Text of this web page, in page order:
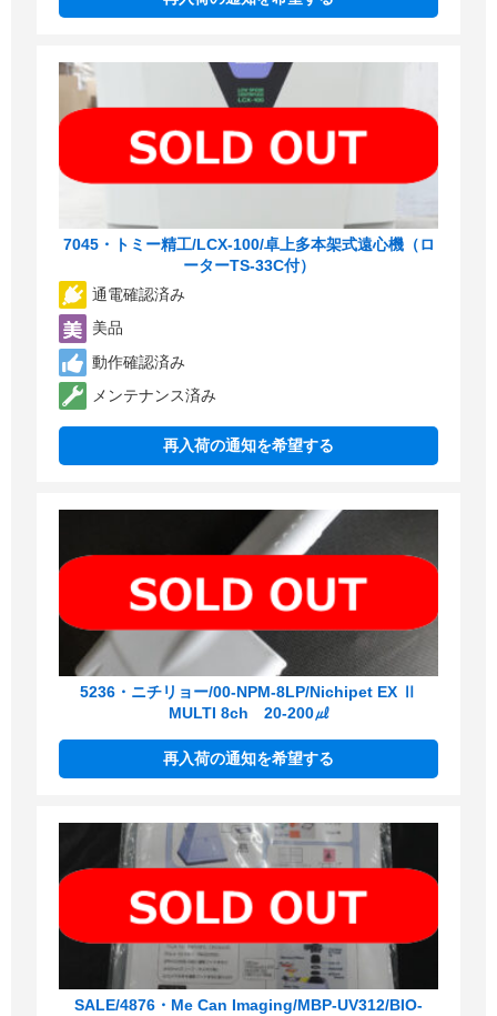
7045・トミー精工/LCX-100/卓上多本架式遠心機（ロ
ーターTS-33C付）
通電確認済み
美品
動作確認済み
メンテナンス済み
再入荷の通知を希望する
5236・ニチリョー/00-NPM-8LP/Nichipet EX Ⅱ
MULTI 8ch 20-200㎕
再入荷の通知を希望する
SALE/4876・Me Can Imaging/MBP-UV312/BIO-